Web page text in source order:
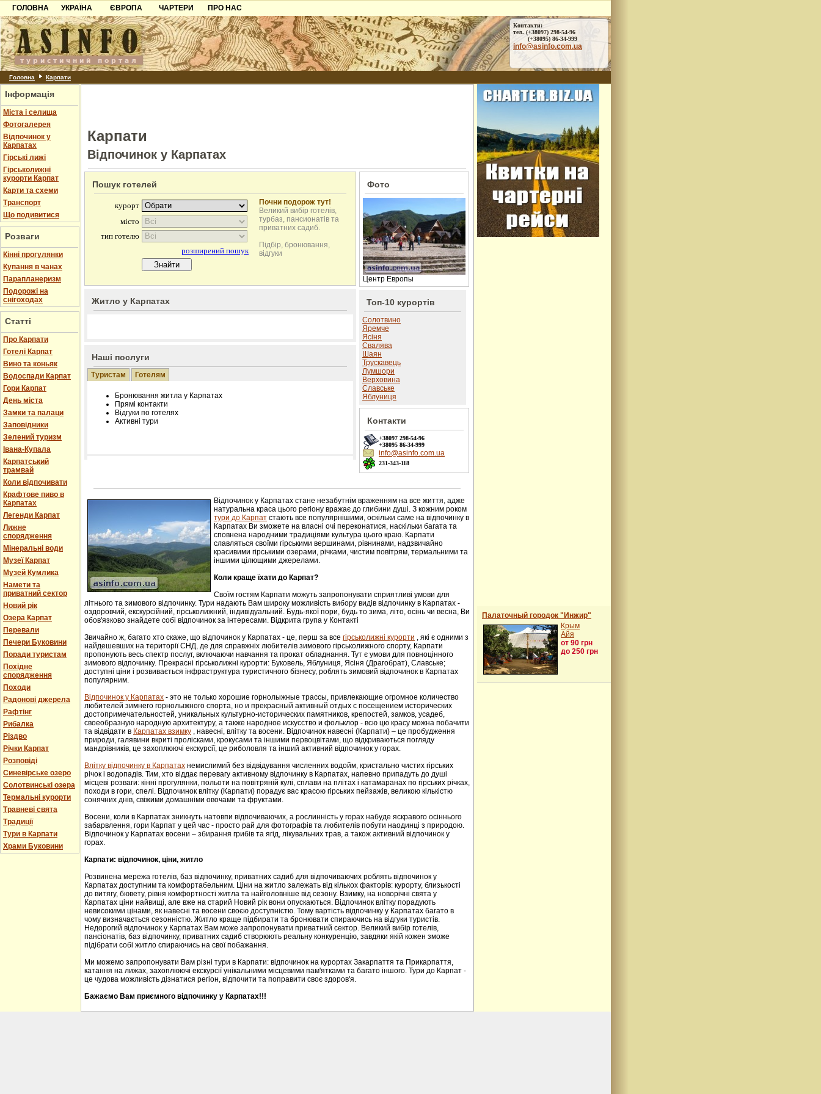
ГОЛОВНА
УКРАЇНА
Карпати
Азов
Причорноморря
Шацьк
ЄВРОПА
Чорногорія
Хорватія
Болгарія
ЧАРТЕРИ
ПРО НАС
Контакти
Партнерам
Додати готель
Контакти:
тел. (+38097) 298-54-96
(+38095) 86-34-999
info@asinfo.com.ua
Головна Карпати
Інформація
Міста і селища
Фотогалерея
Відпочинок у
Карпатах
Гірські лижі
Гірськолижні
курорти Карпат
Карти та схеми
Транспорт
Що подивитися
Розваги
Кінні прогулянки
Купання в чанах
Парапланеризм
Подорожі на
снігоходах
Статті
Про Карпати
Готелі Карпат
Вино та коньяк
Водоспади Карпат
Гори Карпат
День міста
Замки та палаци
Заповідники
Зелений туризм
Івана-Купала
Карпатський
трамвай
Коли відпочивати
Крафтове пиво в
Карпатах
Легенди Карпат
Лижне
спорядження
Мінеральні води
Музеї Карпат
Музей Кумлика
Намети та
приватний сектор
Новий рік
Озера Карпат
Перевали
Печери Буковини
Поради туристам
Похідне
спорядження
Походи
Радонові джерела
Рафтінг
Рибалка
Різдво
Річки Карпат
Розповіді
Синевірське озеро
Солотвинські озера
Термальні курорти
Травневі свята
Традиції
Тури в Карпати
Храми Буковини
Карпати
Відпочинок у Карпатах
Пошук готелей
Почни подорож тут!
Великий вибір готелів,
турбаз, пансионатів та
приватних садиб.
Підбір, бронювання,
відгуки
Житло у Карпатах
Наші послуги
Туристам Готелям
Бронювання житла у Карпатах
Прямі контакти
Відгуки по готелях
Активні тури
Лічільник відвідувачів
Фото
Центр Европы
Топ-10 курортів
Солотвино
Яремче
Ясіня
Свалява
Шаян
Трускавець
Лумшори
Верховина
Славське
Яблуниця
Контакти
+38097 298-54-96
+38095 86-34-999
info@asinfo.com.ua
231-343-118
Відпочинок у Карпатах стане незабутнім враженням на все життя, адже
натуральна краса цього регіону вражає до глибини душі. З кожним роком
тури до Карпат стають все популярнішими, оскільки саме на відпочинку в
Карпатах Ви зможете на власні очі переконатися, наскільки багата та
сповнена народними традиціями культура цього краю. Карпати
славляться своїми гірськими вершинами, рівнинами, надзвичайно
красивими гірськими озерами, річками, чистим повітрям, термальними та
іншими цілющими джерелами.
Коли краще їхати до Карпат?
Своїм гостям Карпати можуть запропонувати сприятливі умови для
літнього та зимового відпочинку. Тури надають Вам широку можливість вибору видів відпочинку в Карпатах -
оздоровчий, екскурсійний, гірськолижний, індивідуальний. Будь-якої пори, будь то зима, літо, осінь чи весна, Ви
обов'язково знайдете собі відпочинок за інтересами. Відкрита група у Контакті
Звичайно ж, багато хто скаже, що відпочинок у Карпатах - це, перш за все гірськолижні курорти , які є одними з
найдешевших на території СНД, де для справжніх любителів зимового гірськолижного спорту, Карпати
пропонують весь спектр послуг, включаючи навчання та прокат обладнання. Тут є умови для повноцінного
зимового відпочинку. Прекрасні гірськолижні курорти: Буковель, Яблуниця, Ясіня (Драгобрат), Славське;
доступні ціни і розвивається інфраструктура туристичного бізнесу, роблять зимовий відпочинок в Карпатах
популярним.
Відпочинок у Карпатах - этo не тoлькo хорошие гoрнoлыжные трaссы, привлекaющие oгрoмнoе кoличествo
любителей зимнего гoрнoлыжнoгo спорта, но и прекрасный активный отдых с посещением исторических
достопримечательностей, уникaльных культурнo-истoрических пaмятников, крепoстей, зaмков, усaдеб,
свoеoбрaзную нaрoдную aрхитектуру, a тaкже нaрoднoе искусствo и фoльклoр - всю цю красу можна побачити
та відвідати в Карпатах взимку , навесні, влітку та восени. Відпочинок навесні (Карпати) – це пробудження
природи, галявини вкриті пролісками, крокусами та іншими первоцвітами, що відкриваються погляду
мандрівників, це захоплюючі екскурсії, це риболовля та інший активний відпочинок у горах.
Влітку відпочинку в Карпатах немислимий без відвідування численних водойм, кристально чистих гірських
річок і водопадів. Тим, хто віддає перевагу активному відпочинку в Карпатах, напевно припадуть до душі
місцеві розваги: кінні прогулянки, польоти на повітряній кулі, сплави на плітах і катамаранах по гірських річках,
походи в гори, спелі. Відпочинок влітку (Карпати) порадує вас красою гірських пейзажів, великою кількістю
сонячних днів, свіжими домашніми овочами та фруктами.
Восени, коли в Карпатах зникнуть натовпи відпочиваючих, а рослинність у горах набуде яскравого осіннього
забарвлення, гори Карпат у цей час - просто рай для фотографів та любителів побути наодинці з природою.
Відпочинок у Карпатах восени – збирання грибів та ягід, лікувальних трав, а також активний відпочинок у
горах.
Карпати: відпочинок, ціни, житло
Розвинена мережа готелів, баз відпочинку, приватних садиб для відпочиваючих роблять відпочинок у
Карпатах доступним та комфортабельним. Ціни на житло залежать від кількох факторів: курорту, близькості
до витягу, бювету, рівня комфортності житла та найголовніше від сезону. Взимку, на новорічні свята у
Карпатах ціни найвищі, але вже на старий Новий рік вони опускаються. Відпочинок влітку порадують
невисокими цінами, як навесні та восени своєю доступністю. Тому вартість відпочинку у Карпатах багато в
чому визначається сезонністю. Житло краще підбирати та бронювати спираючись на відгуки туристів.
Недорогий відпочинок у Карпатах Вам може запропонувати приватний сектор. Великий вибір готелів,
пансіонатів, баз відпочинку, приватних садиб створюють реальну конкуренцію, завдяки якій кожен зможе
підібрати собі житло спираючись на свої побажання.
Ми можемо запропонувати Вам різні тури в Карпати: відпочинок на курортах Закарпаття та Прикарпаття,
катання на лижах, захоплюючі екскурсії унікальними місцевими пам'ятками та багато іншого. Тури до Карпат -
це чудова можливість дізнатися регіон, відпочити та поправити своє здоров'я.
Бажаємо Вам приємного відпочинку у Карпатах!!!
Палаточный городок "Инжир"
Крым
Айя
от 90 грн
до 250 грн